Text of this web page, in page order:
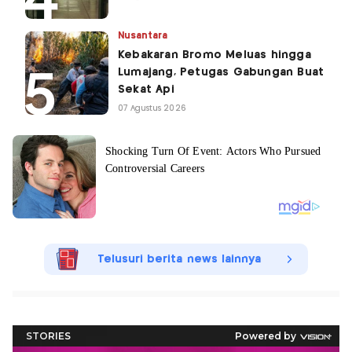
Nusantara
Kebakaran Bromo Meluas hingga
Lumajang, Petugas Gabungan Buat
Sekat Api
07 Agustus 2026
Telusuri berita news lainnya